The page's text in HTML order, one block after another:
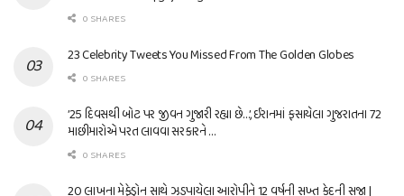
0 SHARES
23 Celebrity Tweets You Missed From The Golden Globes
0 SHARES
’25 દિવસથી બોટ પર જીવન ગુજારી રહ્યા છે…’, ઈરાનમાં ફસાયેલા ગુજરાતના 72
માછીમારોએ પરત લાવવા સરકારને …
0 SHARES